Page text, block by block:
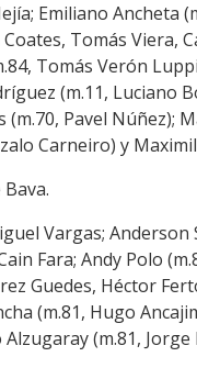
Emiliano Ancheta
Tomás Viera,
Tomás Verón
(m.11, Luciano
(m.70, Pavel Núñez);
Carneiro) y
Vargas; Anderson
Fara; Andy Polo
Guedes, Héctor
(m.81, Hugo
Alzugaray (m.81,